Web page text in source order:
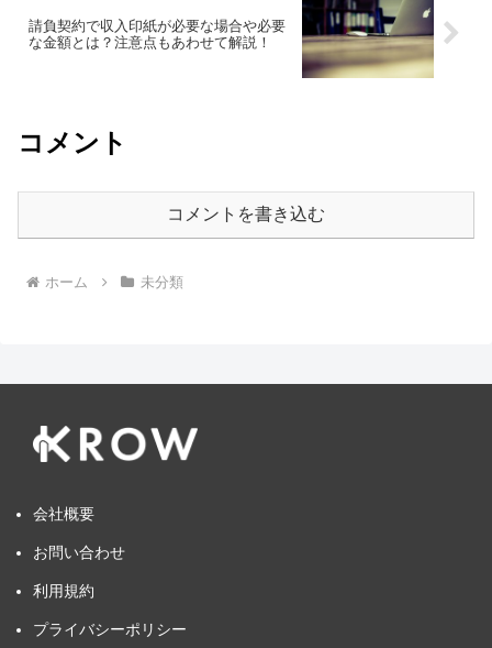
請負契約で収入印紙が必要な場合や必要
な金額とは？注意点もあわせて解説！
コメント
コメントを書き込む
ホーム 未分類
会社概要
お問い合わせ
利用規約
プライバシーポリシー